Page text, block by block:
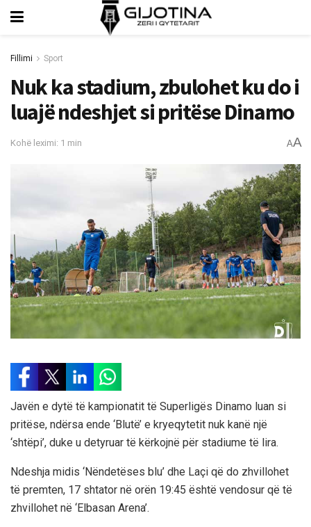
Fillimi Sport
Nuk ka stadium, zbulohet ku do i
luajë ndeshjet si pritëse Dinamo
Kohë leximi: 1 min AA
Javën e dytë të kampionatit të Superligës Dinamo luan si
pritëse, ndërsa ende ‘Blutë’ e kryeqytetit nuk kanë një
‘shtëpi’, duke u detyruar të kërkojnë për stadiume të lira.
Ndeshja midis ‘Nëndetëses blu’ dhe Laçi që do zhvillohet
të premten, 17 shtator në orën 19:45 është vendosur që të
zhvillohet në ‘Elbasan Arena’.